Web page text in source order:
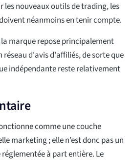
les nouveaux outils de trading, les
néanmoins en tenir compte.
la marque repose principalement
réseau d'avis d'affiliés, de sorte que
indépendante reste relativement
comme une couche
marketing ; elle n’est donc pas un
à part entière. Le